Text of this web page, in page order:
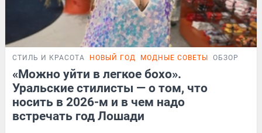
СТИЛЬ И КРАСОТА НОВЫЙ ГОД МОДНЫЕ СОВЕТЫ ОБЗОР
«Можно уйти в легкое бохо».
Уральские стилисты — о том, что
носить в 2026-м и в чем надо
встречать год Лошади